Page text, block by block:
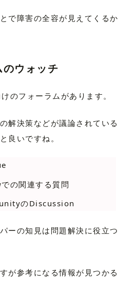
で障害の全容が見えてくるか
ウォッチ
のフォーラムがあります。
解決策などが議論されている
良いですね。
の関連する質問
のDiscussion
ーの知見は問題解決に役立つ
が参考になる情報が見つかる